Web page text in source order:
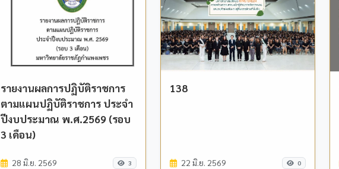
รายงานผลการปฏิบัติราชการ
ตามแผนปฏิบัติราชการ ประจำ
ปีงบประมาณ พ.ศ.2569 (รอบ
3 เดือน)
28 มิ.ย. 2569 3
138
22 มิ.ย. 2569 0